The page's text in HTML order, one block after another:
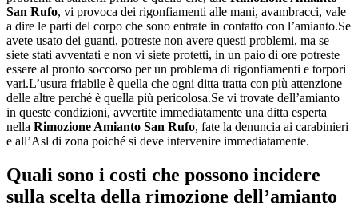
San Rufo, vi provoca dei rigonfiamenti alle mani, avambracci, vale
a dire le parti del corpo che sono entrate in contatto con l’amianto.Se
avete usato dei guanti, potreste non avere questi problemi, ma se
siete stati avventati e non vi siete protetti, in un paio di ore potreste
essere al pronto soccorso per un problema di rigonfiamenti e torpori
vari.L’usura friabile è quella che ogni ditta tratta con più attenzione
delle altre perché è quella più pericolosa.Se vi trovate dell’amianto
in queste condizioni, avvertite immediatamente una ditta esperta
nella Rimozione Amianto San Rufo, fate la denuncia ai carabinieri
e all’Asl di zona poiché si deve intervenire immediatamente.
Quali sono i costi che possono incidere
sulla scelta della rimozione dell’amianto